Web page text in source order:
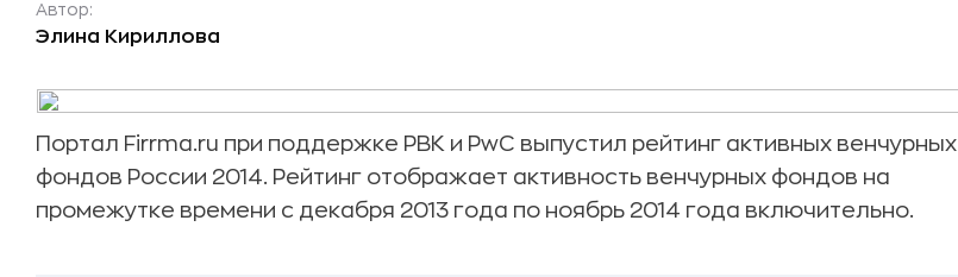
Автор:
Элина Кириллова
Портал Firrma.ru при поддержке РВК и PwC выпустил рейтинг активных венчурных
фондов России 2014. Рейтинг отображает активность венчурных фондов на
промежутке времени с декабря 2013 года по ноябрь 2014 года включительно.